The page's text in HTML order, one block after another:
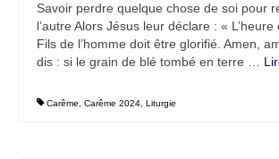
Savoir perdre quelque chose de soi pour
l’autre Alors Jésus leur déclare : «
Fils de l’homme doit être glorifié. Amen,
dis : si le grain de blé tombé en terre …
Carême Carême 2024 Liturgie